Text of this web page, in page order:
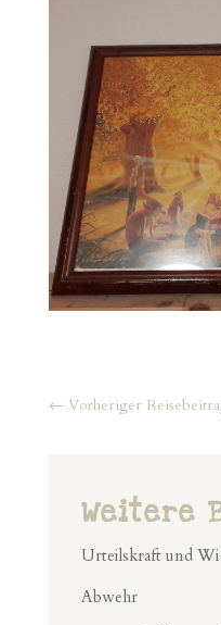
← Vorheriger
Weitere
Urteilskraft und
Abwehr